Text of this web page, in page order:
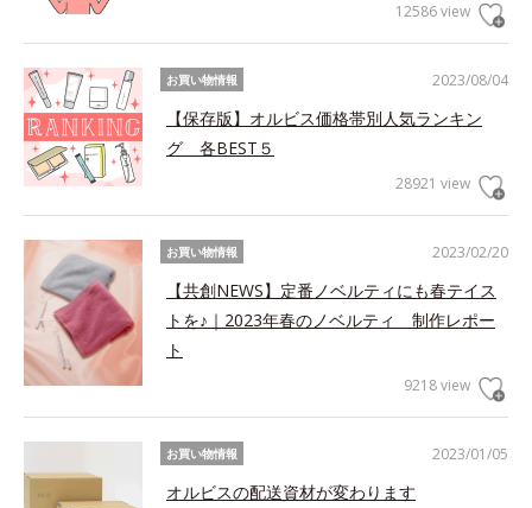
12586 view
2023/08/04
お買い物情報
【保存版】オルビス価格帯別人気ランキン
グ 各BEST５
28921 view
2023/02/20
お買い物情報
【共創NEWS】定番ノベルティにも春テイス
トを♪｜2023年春のノベルティ 制作レポー
ト
9218 view
2023/01/05
お買い物情報
オルビスの配送資材が変わります